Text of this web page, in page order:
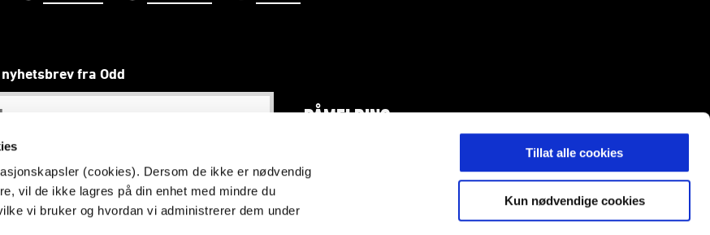
(cookies). Dersom de ikke er nødvendig
vil de ikke lagres på din enhet med mindre du
vi bruker og hvordan vi administrerer dem under
Tillat alle cookies
Kun nødvendige cookies
fra Odd
PÅMELDING
Vi skal gjøre telemarkinger stolte